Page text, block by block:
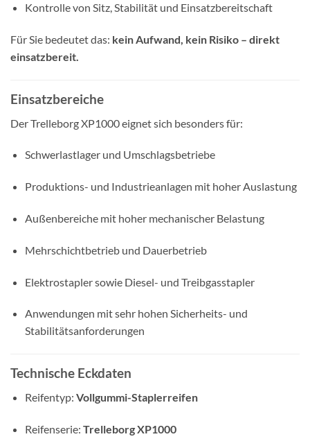
Kontrolle von Sitz, Stabilität und Einsatzbereitschaft
Für Sie bedeutet das: kein Aufwand, kein Risiko – direkt
einsatzbereit.
Einsatzbereiche
Der Trelleborg XP1000 eignet sich besonders für:
Schwerlastlager und Umschlagsbetriebe
Produktions- und Industrieanlagen mit hoher Auslastung
Außenbereiche mit hoher mechanischer Belastung
Mehrschichtbetrieb und Dauerbetrieb
Elektrostapler sowie Diesel- und Treibgasstapler
Anwendungen mit sehr hohen Sicherheits- und
Stabilitätsanforderungen
Technische Eckdaten
Reifentyp: Vollgummi-Staplerreifen
Reifenserie: Trelleborg XP1000